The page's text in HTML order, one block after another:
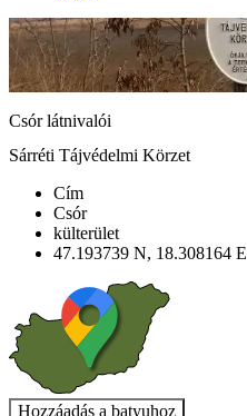
Csór látnivalói
Sárréti Tájvédelmi Körzet
Cím
Csór
külterület
47.193739 N, 18.308164 E